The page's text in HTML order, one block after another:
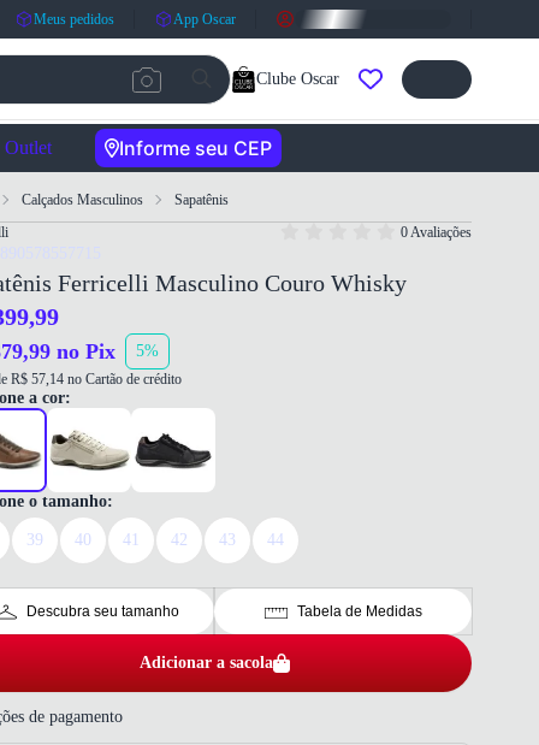
Meus pedidos App Oscar
Clube Oscar
Outlet Informe seu CEP
Calçados Masculinos
Sapatênis
0 Avaliações
Ferricelli Masculino Couro Whisky
no Pix 5%
R$ 57,14 no Cartão de crédito
a cor:
o tamanho:
39 40 41 42 43 44
Descubra seu tamanho Tabela de Medidas
Adicionar a sacola
de pagamento